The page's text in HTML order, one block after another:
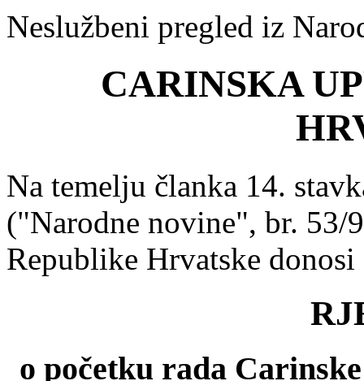
Neslužbeni pregled iz
CARINSKA
Na temelju članka 14.
("Narodne novine", br. 53/
Republike Hrvatske donosi
o početku rada